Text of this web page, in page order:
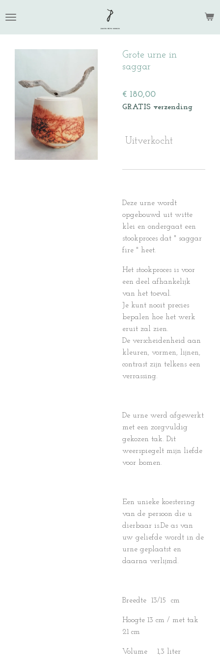
direct
naar
Grote urne in
saggar
€ 180,00
GRATIS verzending
Uitverkocht
Deze urne wordt
opgebouwd uit witte
klei en ondergaat een
stookproces dat " saggar
fire " heet.
Het stookproces is voor
een deel afhankelijk
van het toeval.
Je kunt nooit precies
bepalen hoe het werk
eruit zal zien.
De verscheidenheid aan
kleuren, vormen, lijnen,
contrast zijn telkens een
verrassing.
De urne werd afgewerkt
met een zorgvuldig
gekozen tak. Dit
weerspiegelt mijn liefde
voor bomen.
Een unieke koestering
van de persoon die u
dierbaar is.De as van
uw geliefde wordt in de
urne geplaatst en
daarna verlijmd.
Breedte 13/15 cm
Hoogte 13 cm / met tak
21 cm
Volume 1,3 liter